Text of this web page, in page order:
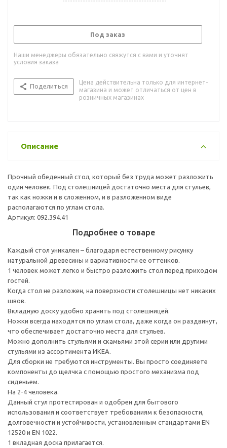
Под заказ
Наши менеджеры обязательно свяжутся с вами и уточнят
условия заказа
Поделиться
Цена действительна только для интернет-
магазина и может отличаться от цен в
розничных магазинах
Описание
Прочный обеденный стол, который без труда может разложить
один человек. Под столешницей достаточно места для стульев,
так как ножки и в сложенном, и в разложенном виде
располагаются по углам стола.
Артикул: 092.394.41
Подробнее о товаре
Каждый стол уникален – благодаря естественному рисунку
натуральной древесины и вариативности ее оттенков.
1 человек может легко и быстро разложить стол перед приходом
гостей.
Когда стол не разложен, на поверхности столешницы нет никаких
швов.
Вкладную доску удобно хранить под столешницей.
Ножки всегда находятся по углам стола, даже когда он раздвинут,
что обеспечивает достаточно места для стульев.
Можно дополнить стульями и скамьями этой серии или другими
стульями из ассортимента ИКЕА.
Для сборки не требуются инструменты. Вы просто соединяете
компоненты до щелчка с помощью простого механизма под
сиденьем.
На 2-4 человека.
Данный стул протестирован и одобрен для бытового
использования и соответствует требованиям к безопасности,
долговечности и устойчивости, установленным стандартами EN
12520 и EN 1022.
1 вкладная доска прилагается.